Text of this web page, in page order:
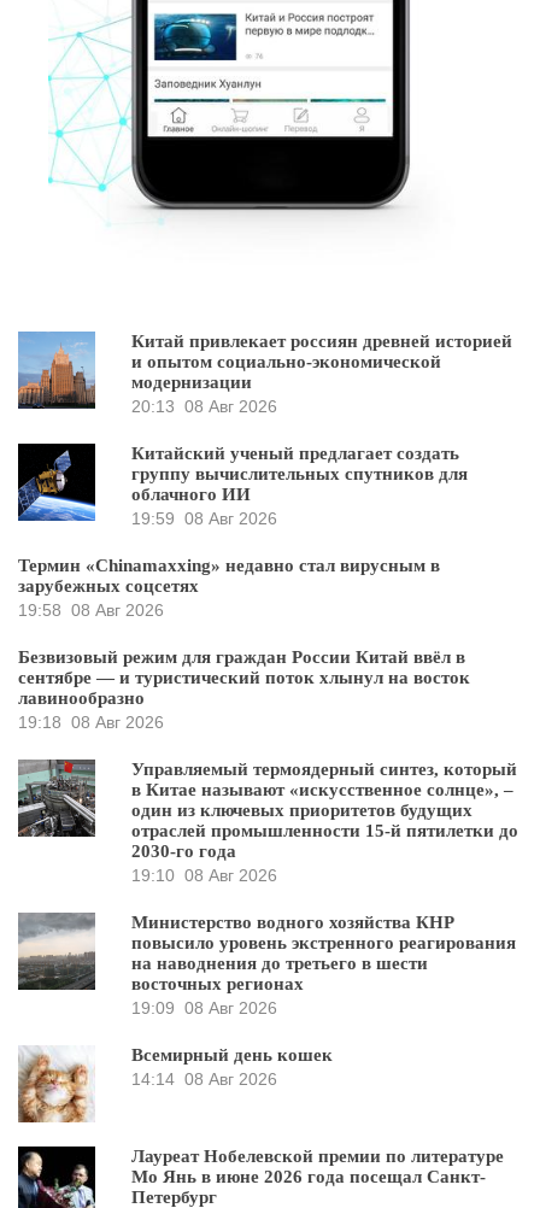
Китай привлекает россиян древней историей
и опытом социально-экономической
модернизации
20:13 08 Авг 2026
Китайский ученый предлагает создать
группу вычислительных спутников для
облачного ИИ
19:59 08 Авг 2026
Термин «Chinamaxxing» недавно стал вирусным в
зарубежных соцсетях
19:58 08 Авг 2026
Безвизовый режим для граждан России Китай ввёл в
сентябре — и туристический поток хлынул на восток
лавинообразно
19:18 08 Авг 2026
Управляемый термоядерный синтез, который
в Китае называют «искусственное солнце», –
один из ключевых приоритетов будущих
отраслей промышленности 15-й пятилетки до
2030-го года
19:10 08 Авг 2026
Министерство водного хозяйства КНР
повысило уровень экстренного реагирования
на наводнения до третьего в шести
восточных регионах
19:09 08 Авг 2026
Всемирный день кошек
14:14 08 Авг 2026
Лауреат Нобелевской премии по литературе
Мо Янь в июне 2026 года посещал Санкт-
Петербург